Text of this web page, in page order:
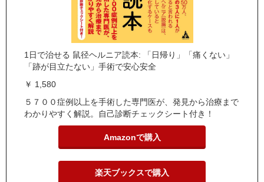
1日で治せる 鼠径ヘルニア読本: 「日帰り」「痛くない」
「跡が目立たない」手術で安心安全
￥ 1,580
５７００症例以上を手術した専門医が、発見から治療まで
わかりやすく解説。自己診断チェックシート付き！
Amazonで購入
楽天ブックスで購入